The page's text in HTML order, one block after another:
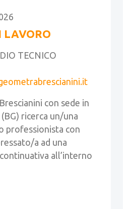
LAVORO
TECNICO
con sede in
ricerca un/una
professionista con
a ad una
all’interno